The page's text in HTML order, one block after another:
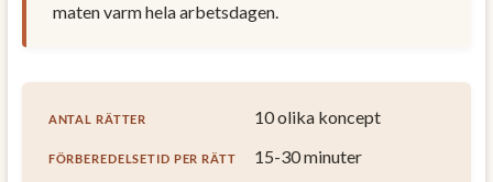
maten varm hela arbetsdagen.
ANTAL RÄTTER 10 olika koncept
FÖRBEREDELSETID PER RÄTT 15-30 minuter